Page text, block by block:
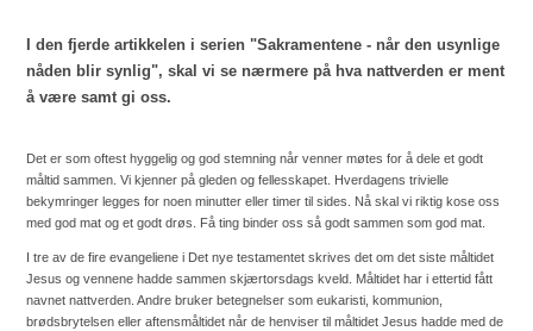
I den fjerde artikkelen i serien "Sakramentene - når den usynlige
nåden blir synlig", skal vi se nærmere på hva nattverden er ment
å være samt gi oss.
Det er som oftest hyggelig og god stemning når venner møtes for å dele et godt
måltid sammen. Vi kjenner på gleden og fellesskapet. Hverdagens trivielle
bekymringer legges for noen minutter eller timer til sides. Nå skal vi riktig kose oss
med god mat og et godt drøs. Få ting binder oss så godt sammen som god mat.
I tre av de fire evangeliene i Det nye testamentet skrives det om det siste måltidet
Jesus og vennene hadde sammen skjærtorsdags kveld. Måltidet har i ettertid fått
navnet nattverden. Andre bruker betegnelser som eukaristi, kommunion,
brødsbrytelsen eller aftensmåltidet når de henviser til måltidet Jesus hadde med de